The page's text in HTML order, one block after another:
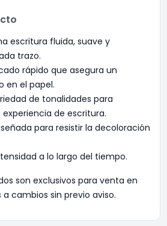
escritura fluida, suave y
trazo.
rápido que asegura un
en el papel.
de tonalidades para
de escritura.
para resistir la decoloración
a lo largo del tiempo.
son exclusivos para venta en
cambios sin previo aviso.